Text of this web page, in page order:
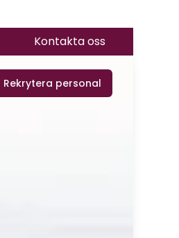
Kontakta oss
Rekrytera personal